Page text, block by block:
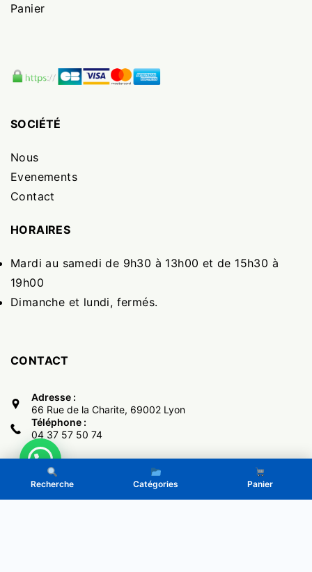
Panier
SOCIÉTÉ
Nous
Evenements
Contact
HORAIRES
Mardi au samedi de 9h30 à 13h00 et de 15h30 à
19h00
Dimanche et lundi, fermés.
CONTACT
Adresse :
66 Rue de la Charite, 69002 Lyon
Téléphone :
04 37 57 50 74
Copyright © 2017 - El Monumental- Powered by LeGone.eu
Recherche Catégories Panier